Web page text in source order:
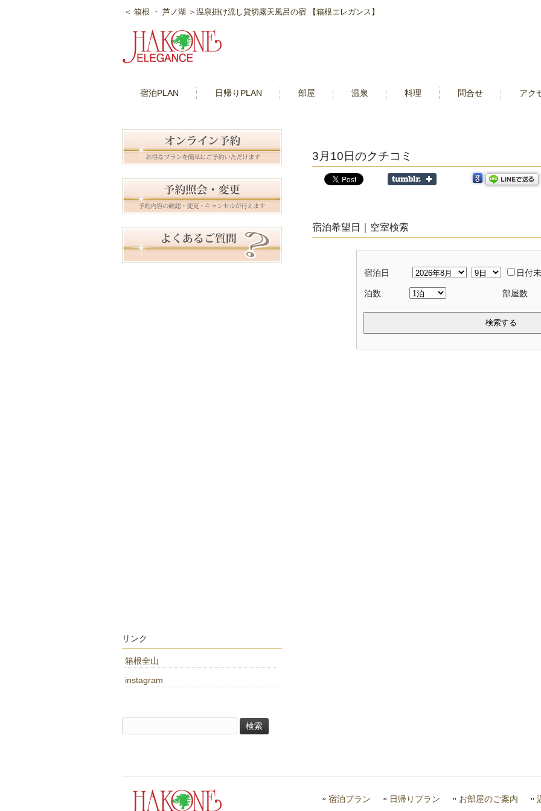
＜ 箱根 ・ 芦ノ湖 ＞温泉掛け流し貸切露天風呂の宿 【箱根エレガンス】
宿泊PLAN 日帰りPLAN 部屋 温泉 料理 問合せ アク
3月10日のクチコミ
宿泊希望日｜空室検索
宿泊日 日付
泊数 部屋数
検索する
リンク
箱根全山
instagram
索:
宿泊プラン 日帰りプラン お部屋のご案内